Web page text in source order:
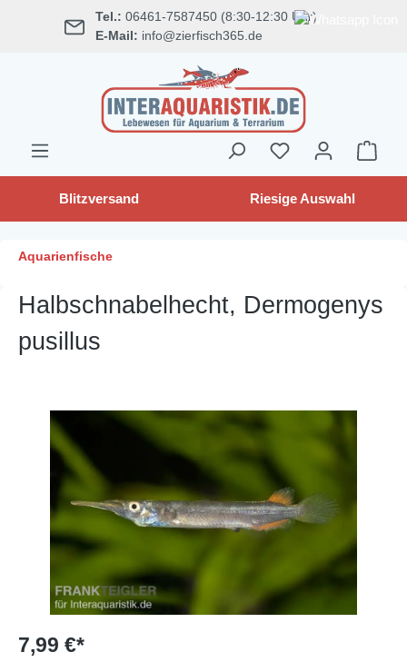
springen Tel.: 06461-7587450 (8:30-12:30 Uhr)
E-Mail: info@zierfisch365.de
Blitzversand Riesige Auswahl
Aquarienfische
Halbschnabelhecht, Dermogenys
pusillus
Bildergalerie überspringen
7,99 €*